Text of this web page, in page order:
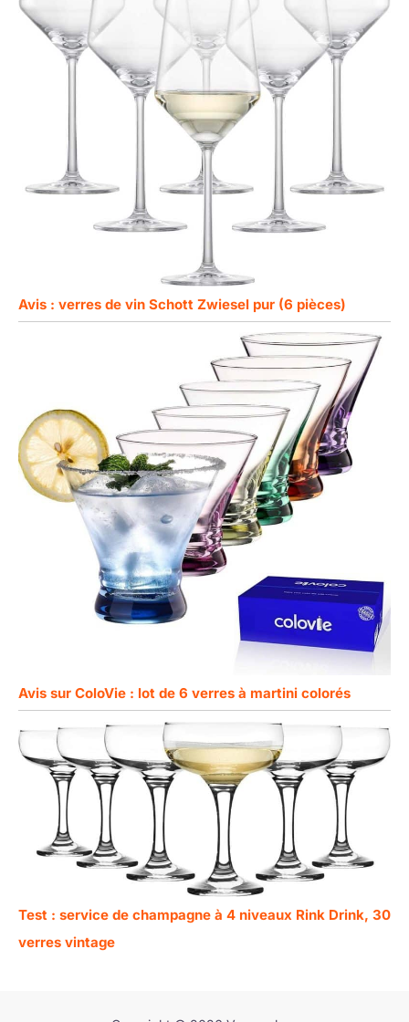
Avis : verres de vin Schott Zwiesel pur (6 pièces)
Avis sur ColoVie : lot de 6 verres à martini colorés
Test : service de champagne à 4 niveaux Rink Drink, 30
verres vintage